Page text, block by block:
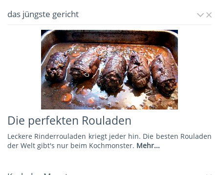
das jüngste gericht
Die perfekten Rouladen
Leckere Rinderrouladen kriegt jeder hin. Die besten Rouladen
der Welt gibt's nur beim Kochmonster. Mehr...